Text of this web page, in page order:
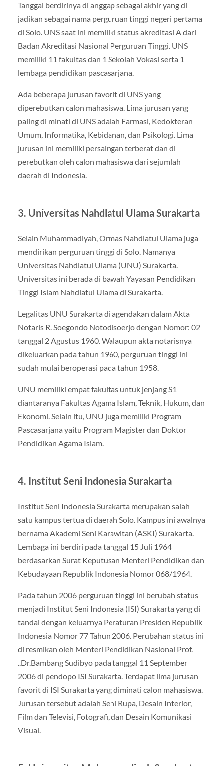
Tanggal berdirinya di anggap sebagai akhir yang di
jadikan sebagai nama perguruan tinggi negeri pertama
di Solo. UNS saat ini memiliki status akreditasi A dari
Badan Akreditasi Nasional Perguruan Tinggi. UNS
memiliki 11 fakultas dan 1 Sekolah Vokasi serta 1
lembaga pendidikan pascasarjana.
Ada beberapa jurusan favorit di UNS yang
diperebutkan calon mahasiswa. Lima jurusan yang
paling di minati di UNS adalah Farmasi, Kedokteran
Umum, Informatika, Kebidanan, dan Psikologi. Lima
jurusan ini memiliki persaingan terberat dan di
perebutkan oleh calon mahasiswa dari sejumlah
daerah di Indonesia.
3. Universitas Nahdlatul Ulama Surakarta
Selain Muhammadiyah, Ormas Nahdlatul Ulama juga
mendirikan perguruan tinggi di Solo. Namanya
Universitas Nahdlatul Ulama (UNU) Surakarta.
Universitas ini berada di bawah Yayasan Pendidikan
Tinggi Islam Nahdlatul Ulama di Surakarta.
Legalitas UNU Surakarta di agendakan dalam Akta
Notaris R. Soegondo Notodisoerjo dengan Nomor: 02
tanggal 2 Agustus 1960. Walaupun akta notarisnya
dikeluarkan pada tahun 1960, perguruan tinggi ini
sudah mulai beroperasi pada tahun 1958.
UNU memiliki empat fakultas untuk jenjang S1
diantaranya Fakultas Agama Islam, Teknik, Hukum, dan
Ekonomi. Selain itu, UNU juga memiliki Program
Pascasarjana yaitu Program Magister dan Doktor
Pendidikan Agama Islam.
4. Institut Seni Indonesia Surakarta
Institut Seni Indonesia Surakarta merupakan salah
satu kampus tertua di daerah Solo. Kampus ini awalnya
bernama Akademi Seni Karawitan (ASKI) Surakarta.
Lembaga ini berdiri pada tanggal 15 Juli 1964
berdasarkan Surat Keputusan Menteri Pendidikan dan
Kebudayaan Republik Indonesia Nomor 068/1964.
Pada tahun 2006 perguruan tinggi ini berubah status
menjadi Institut Seni Indonesia (ISI) Surakarta yang di
tandai dengan keluarnya Peraturan Presiden Republik
Indonesia Nomor 77 Tahun 2006. Perubahan status ini
di resmikan oleh Menteri Pendidikan Nasional Prof.
..Dr.Bambang Sudibyo pada tanggal 11 September
2006 di pendopo ISI Surakarta. Terdapat lima jurusan
favorit di ISI Surakarta yang diminati calon mahasiswa.
Jurusan tersebut adalah Seni Rupa, Desain Interior,
Film dan Televisi, Fotografi, dan Desain Komunikasi
Visual.